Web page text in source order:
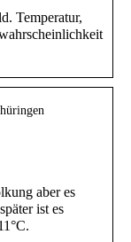
Temperatur,
aber es
ist es